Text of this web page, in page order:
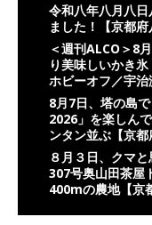
令和八年八月八
ました！【京都府
＜週刊ALCO＞8
り美味しいかき
ホビーオフ／宇治
8月7日、塔の島
2026」を楽しん
ンタン並ぶ【京都
８月３日、クマ
307号奥山田茶屋
400mの農地【京